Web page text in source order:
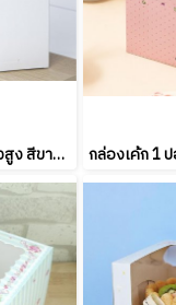
กล่องเค้ก 1 ปอนด์ ทรงสูง สีขาว (10ชิ้น/แพค)